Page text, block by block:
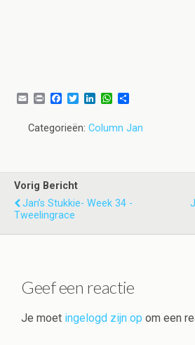
a
i
P
n
F
c
e
T
t
L
k
W
t
l
e
Categorieën: Column Jan
Vorig Bericht
Jan’s Stukkie- Week 34 -
Tweelingrace
Geef een reactie
Je moet ingelogd zijn op om een